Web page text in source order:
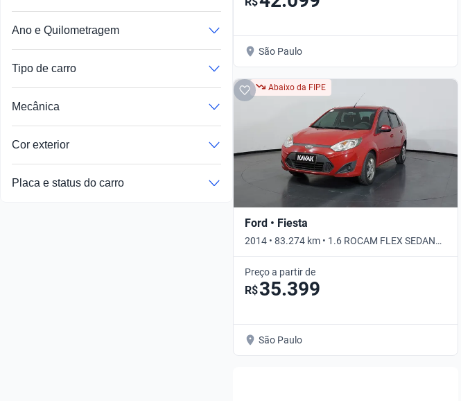
Ano e Quilometragem
Tipo de carro
Mecânica
Cor exterior
Placa e status do carro
São Paulo
Abaixo da FIPE
Ford • Fiesta
2014 • 83.274 km • 1.6 ROCAM FLEX SEDAN
SE • Manual
Preço a partir de
R$35.399
São Paulo